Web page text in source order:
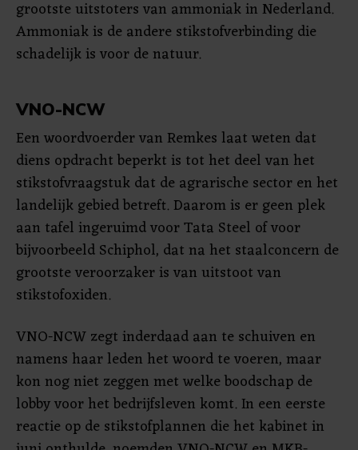
grootste uitstoters van ammoniak in Nederland.
Ammoniak is de andere stikstofverbinding die
schadelijk is voor de natuur.
VNO-NCW
Een woordvoerder van Remkes laat weten dat
diens opdracht beperkt is tot het deel van het
stikstofvraagstuk dat de agrarische sector en het
landelijk gebied betreft. Daarom is er geen plek
aan tafel ingeruimd voor Tata Steel of voor
bijvoorbeeld Schiphol, dat na het staalconcern de
grootste veroorzaker is van uitstoot van
stikstofoxiden.
VNO-NCW zegt inderdaad aan te schuiven en
namens haar leden het woord te voeren, maar
kon nog niet zeggen met welke boodschap de
lobby voor het bedrijfsleven komt. In een eerste
reactie op de stikstofplannen die het kabinet in